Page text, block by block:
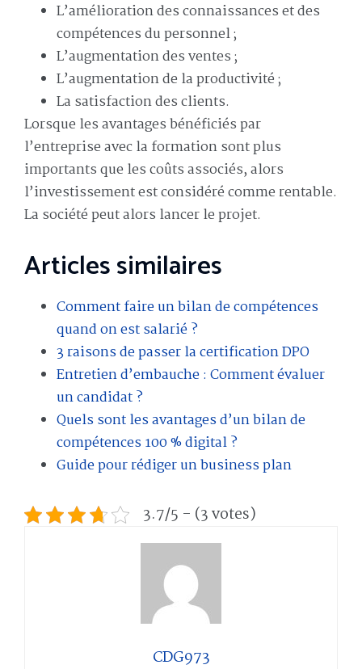
L’amélioration des connaissances et des
compétences du personnel ;
L’augmentation des ventes ;
L’augmentation de la productivité ;
La satisfaction des clients.
Lorsque les avantages bénéficiés par
l’entreprise avec la formation sont plus
importants que les coûts associés, alors
l’investissement est considéré comme rentable.
La société peut alors lancer le projet.
Articles similaires
Comment faire un bilan de compétences
quand on est salarié ?
3 raisons de passer la certification DPO
Entretien d’embauche : Comment évaluer
un candidat ?
Quels sont les avantages d’un bilan de
compétences 100 % digital ?
Guide pour rédiger un business plan
3.7/5 - (3 votes)
CDG973